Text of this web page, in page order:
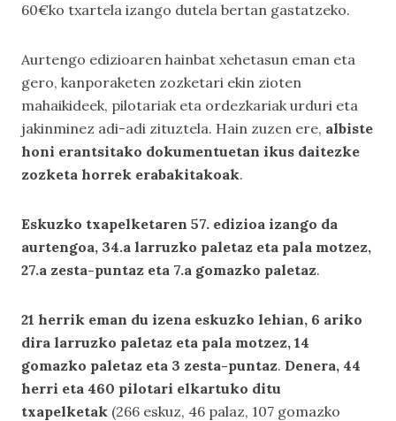
60€ko txartela izango dutela bertan gastatzeko.
Aurtengo edizioaren hainbat xehetasun eman eta
gero, kanporaketen zozketari ekin zioten
mahaikideek, pilotariak eta ordezkariak urduri eta
jakinminez adi-adi zituztela. Hain zuzen ere, albiste
honi erantsitako dokumentuetan ikus daitezke
zozketa horrek erabakitakoak.
Eskuzko txapelketaren 57. edizioa izango da
aurtengoa, 34.a larruzko paletaz eta pala motzez,
27.a zesta-puntaz eta 7.a gomazko paletaz.
21 herrik eman du izena eskuzko lehian, 6 ariko
dira larruzko paletaz eta pala motzez, 14
gomazko paletaz eta 3 zesta-puntaz. Denera, 44
herri eta 460 pilotari elkartuko ditu
txapelketak (266 eskuz, 46 palaz, 107 gomazko